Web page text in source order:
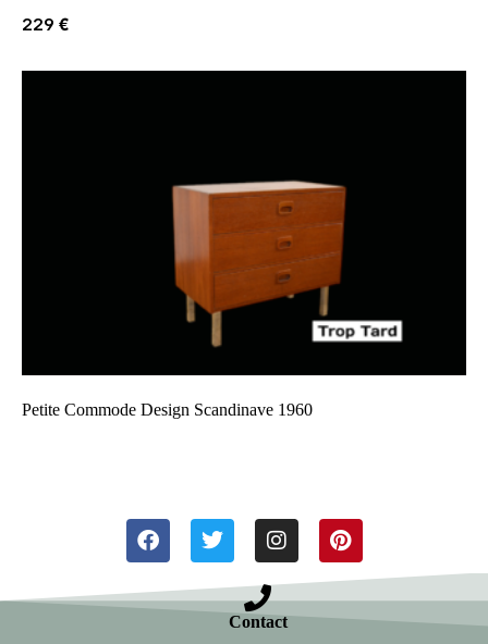
229 €
Petite Commode Design Scandinave 1960
Contact